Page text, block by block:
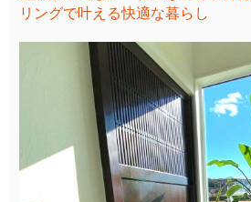
リングで叶える快適な暮らし